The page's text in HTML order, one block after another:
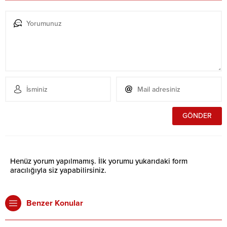
Henüz yorum yapılmamış. İlk yorumu yukarıdaki form
aracılığıyla siz yapabilirsiniz.
Benzer Konular